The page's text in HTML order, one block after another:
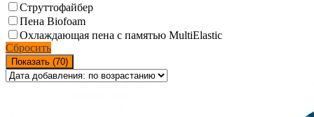
Струттофайбер
Пена Biofoam
Охлаждающая пена с памятью MultiElastic
Сбросить
Показать (70)